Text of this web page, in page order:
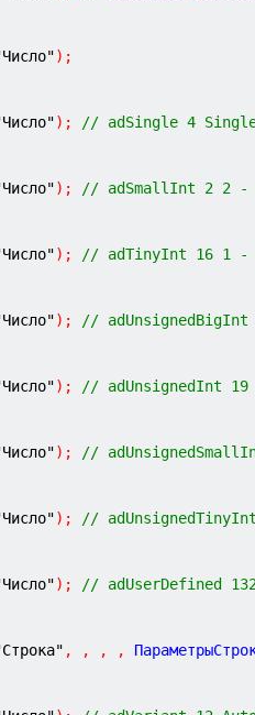
) ;
) ;
// adSingle 4
) ;
// adSmallInt 2 2 -
) ;
// adTinyInt 16 1 -
) ;
//
) ;
// adUnsignedInt
) ;
//
) ;
//
) ;
// adUserDefined
, , , ,